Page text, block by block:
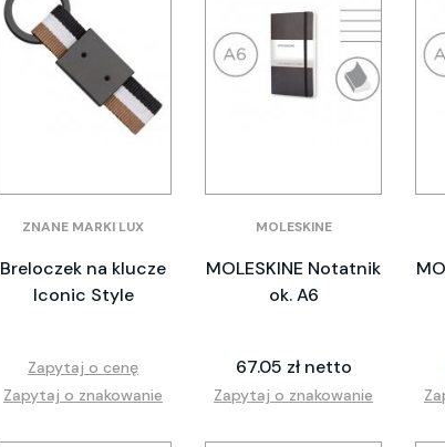
ZNANE MARKI LUX
Breloczek na klucze
Iconic Style
Zapytaj o cenę
Zapytaj o znakowanie
MOLESKINE
MOLESKINE Notatnik
ok. A6
67.05 zł netto
Zapytaj o znakowanie